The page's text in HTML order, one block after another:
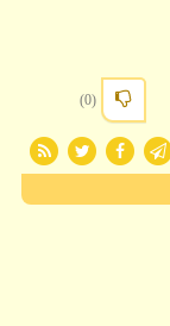
(0)